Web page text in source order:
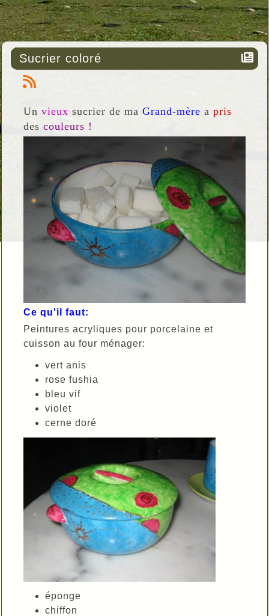
Sucrier coloré
Un vieux sucrier de ma Grand-mère a pris
des couleurs !
Ce qu'il faut:
Peintures acryliques pour porcelaine et
cuisson au four ménager:
vert anis
rose fushia
bleu vif
violet
cerne doré
éponge
chiffon